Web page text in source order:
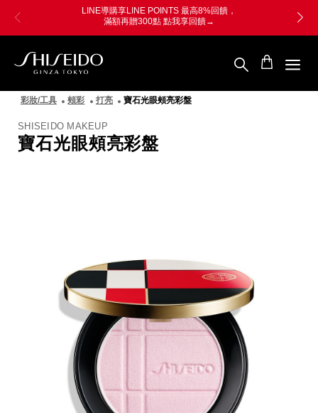
LINE導購享LINE POINTS 最高8%回饋，
滿額再贈300點 點我享回饋→
資
生
國
際
櫃
彩妝/工具 頰彩 打亮 寶石光眼頰亮彩盤
SHISEIDO MAKEUP
寶石光眼頰亮彩盤